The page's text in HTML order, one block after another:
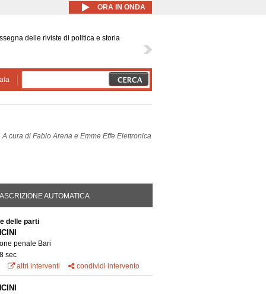
ORA IN ONDA
delle riviste di politica e storia
A cura di Fabio Arena e Emme Effe Elettronica
ATTIVA)AUTOMATICA
delle parti
penale Bari
sec
altri interventi
condividi intervento